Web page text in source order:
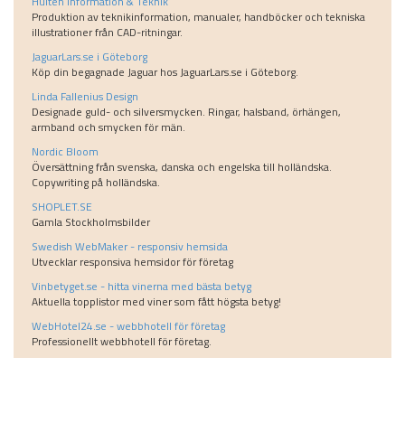
Produktion av teknikinformation, manualer, handböcker och tekniska
illustrationer från CAD-ritningar.
JaguarLars.se i Göteborg
Köp din begagnade Jaguar hos JaguarLars.se i Göteborg.
Linda Fallenius Design
Designade guld- och silversmycken. Ringar, halsband, örhängen,
armband och smycken för män.
Nordic Bloom
Översättning från svenska, danska och engelska till holländska.
Copywriting på holländska.
SHOPLET.SE
Gamla Stockholmsbilder
Swedish WebMaker - responsiv hemsida
Utvecklar responsiva hemsidor för företag
Vinbetyget.se - hitta vinerna med bästa betyg
Aktuella topplistor med viner som fått högsta betyg!
WebHotel24.se - webbhotell för företag
Professionellt webbhotell för företag.